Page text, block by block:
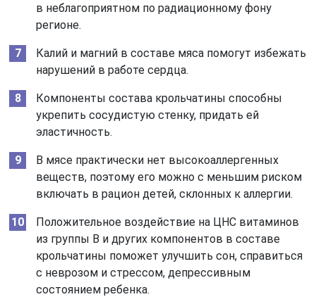
в неблагоприятном по радиационному фону
регионе.
Калий и магний в составе мяса помогут избежать
нарушений в работе сердца.
Компоненты состава крольчатины способны
укрепить сосудистую стенку, придать ей
эластичность.
В мясе практически нет высокоаллергенных
веществ, поэтому его можно с меньшим риском
включать в рацион детей, склонных к аллергии.
Положительное воздействие на ЦНС витаминов
из группы В и других компонентов в составе
крольчатины поможет улучшить сон, справиться
с неврозом и стрессом, депрессивным
состоянием ребенка.